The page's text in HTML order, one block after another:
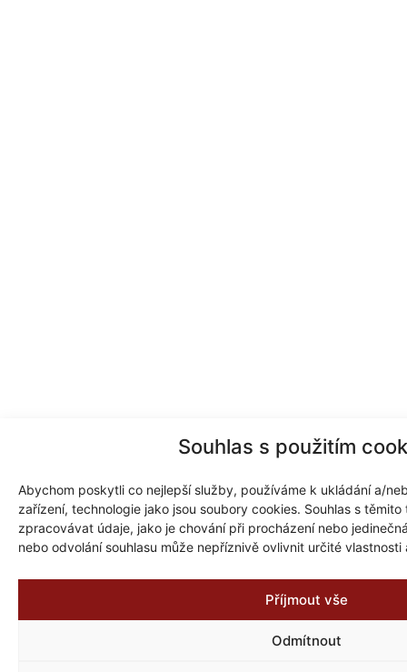
Souhlas s použitím
Abychom poskytli co nejlepší služby, používáme k ukládání a/
zařízení, technologie jako jsou soubory cookies. Souhlas s
zpracovávat údaje, jako je chování při procházení nebo
nebo odvolání souhlasu může nepříznivě ovlivnit určité vlastnosti
Příjmout vše
Odmítnout